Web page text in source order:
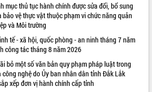
miễn phí
Pui
thường kỳ
mục thủ tục hành chính được sửa đổi, bổ sung
vệ thực vật thuộc phạm vi chức năng quản
và Môi trường
tế - xã hội, quốc phòng - an ninh tháng 7 năm
công tác tháng 8 năm 2026
bỏ một số văn bản quy phạm pháp luật trong
nghệ do Ủy ban nhân dân tỉnh Đắk Lắk
xếp đơn vị hành chính cấp tỉnh